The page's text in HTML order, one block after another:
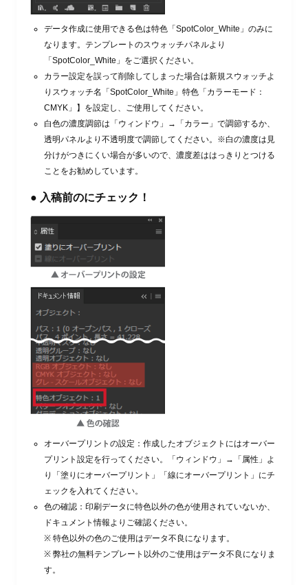
データ作成に使用できる色は特色「SpotColor_White」のみに
なります。テンプレートのスウォッチパネルより
「SpotColor_White」をご選択ください。
カラー設定を誤って削除してしまった場合は新規スウォッチよ
りスウォッチ名「SpotColor_White」特色「カラーモード：
CMYK」】を設定し、ご使用してください。
白色の濃度調節は「ウィンドウ」→「カラー」で調節するか、
透明パネルより不透明度で調節してください。※白の濃度は見
分けがつきにくい場合が多いので、濃度差ははっきりとつける
ことをお勧めしています。
● 入稿前のにチェック！
オーバープリントの設定：作成したオブジェクトにはオーバー
プリント設定を行ってください。「ウィンドウ」→「属性」よ
り「塗りにオーバープリント」「線にオーバープリント」にチ
ェックを入れてください。
色の確認：印刷データに特色以外の色が使用されていないか、
ドキュメント情報よりご確認ください。
※ 特色以外の色のご使用はデータ不良になります。
※ 弊社の無料テンプレート以外のご使用はデータ不良になりま
す。